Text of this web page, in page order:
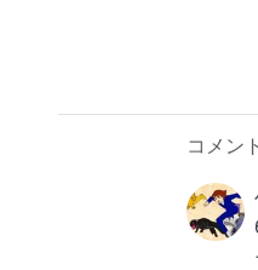
コメン